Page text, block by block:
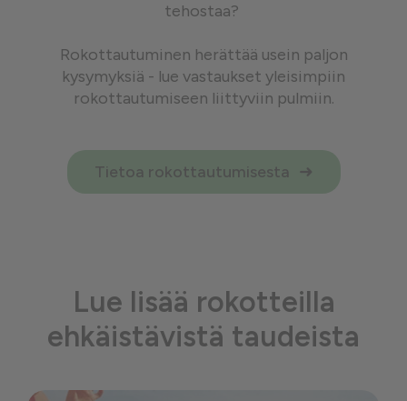
tehostaa?
Rokottautuminen herättää usein paljon
kysymyksiä - lue vastaukset yleisimpiin
rokottautumiseen liittyviin pulmiin.
Tietoa rokottautumisesta
Lue lisää rokotteilla
ehkäistävistä taudeista